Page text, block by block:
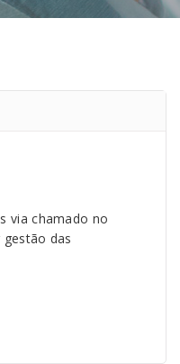
via chamado no
das